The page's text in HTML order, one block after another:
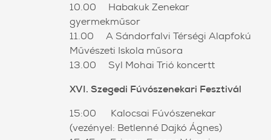
10.00 Habakuk Zenekar
gyermekműsor
11.00 A Sándorfalvi Térségi Alapfokú
Művészeti Iskola műsora
13.00 Syl Mohai Trió koncertt
XVI. Szegedi Fúvószenekari Fesztivál
15:00 Kalocsai Fúvószenekar
(vezényel: Betlenné Dajkó Ágnes)